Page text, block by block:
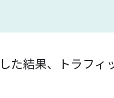
た結果、トラフィ